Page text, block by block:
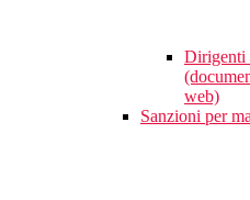
Dirigenti
web)
Sanzioni per